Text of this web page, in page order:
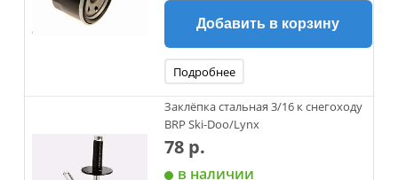
Добавить в корзину
Подробнее
Заклёпка стальная 3/16 к снегоходу
BRP Ski-Doo/Lynx
78 р.
в наличии